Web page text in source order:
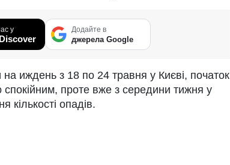
у Додайте в
джерела Google
на иждень з 18 по 24 травня у Києві, початок
спокійним, проте вже з середини тижня у
кількості опадів.